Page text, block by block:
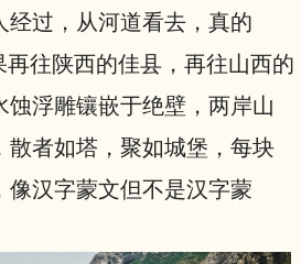
经过，从河道看去，真的
再往陕西的佳县，再往山西的
蚀浮雕镶嵌于绝壁，两岸山
散者如塔，聚如城堡，每块
像汉字蒙文但不是汉字蒙